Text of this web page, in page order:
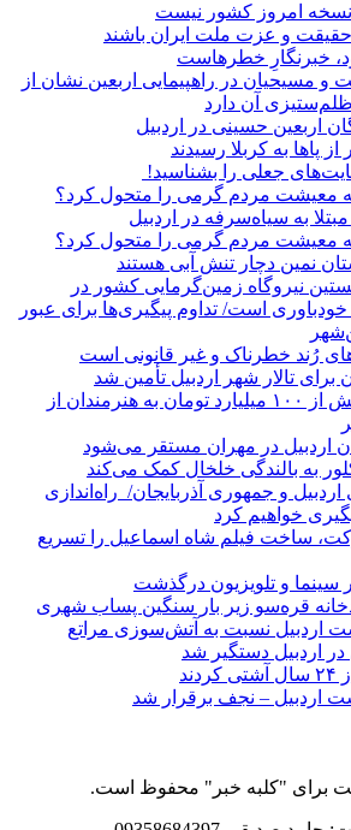
نسخه امروز کشور نیست
حقیقت و عزت ملت ایران باشند
خبرنگارِ خطرهاست
مسیحیان در راهپیمایی اربعین نشان از
آن دارد
اربعین حسینی در اردبیل
از پاها به کربلا رسیدند
جعلی را بشناسید!
معیشت مردم گرمی را متحول کرد؟
معیشت مردم گرمی را متحول کرد؟
نیروگاه زمین‌گرمایی کشور در
است/ تداوم پیگیری‌ها برای عبور
رُند خطرناک و غیر قانونی است
پرداخت ماهانه بیش از ۱۰۰ میلیارد تومان به هنرمندان از
به بالندگی خلخال کمک می‌کند
و جمهوری آذربایجان/ راه‌اندازی
خواهیم کرد
ساخت فیلم شاه‌ اسماعیل را تسریع
سینما و تلویزیون درگذشت
قره‌سو زیر بار سنگین پساب شهری
اردبیل نسبت به آتش‌سوزی مراتع
اردبیل دستگیر شد
اردبیل – نجف برقرار شد
برای "کلبه خبر" محفوظ است.